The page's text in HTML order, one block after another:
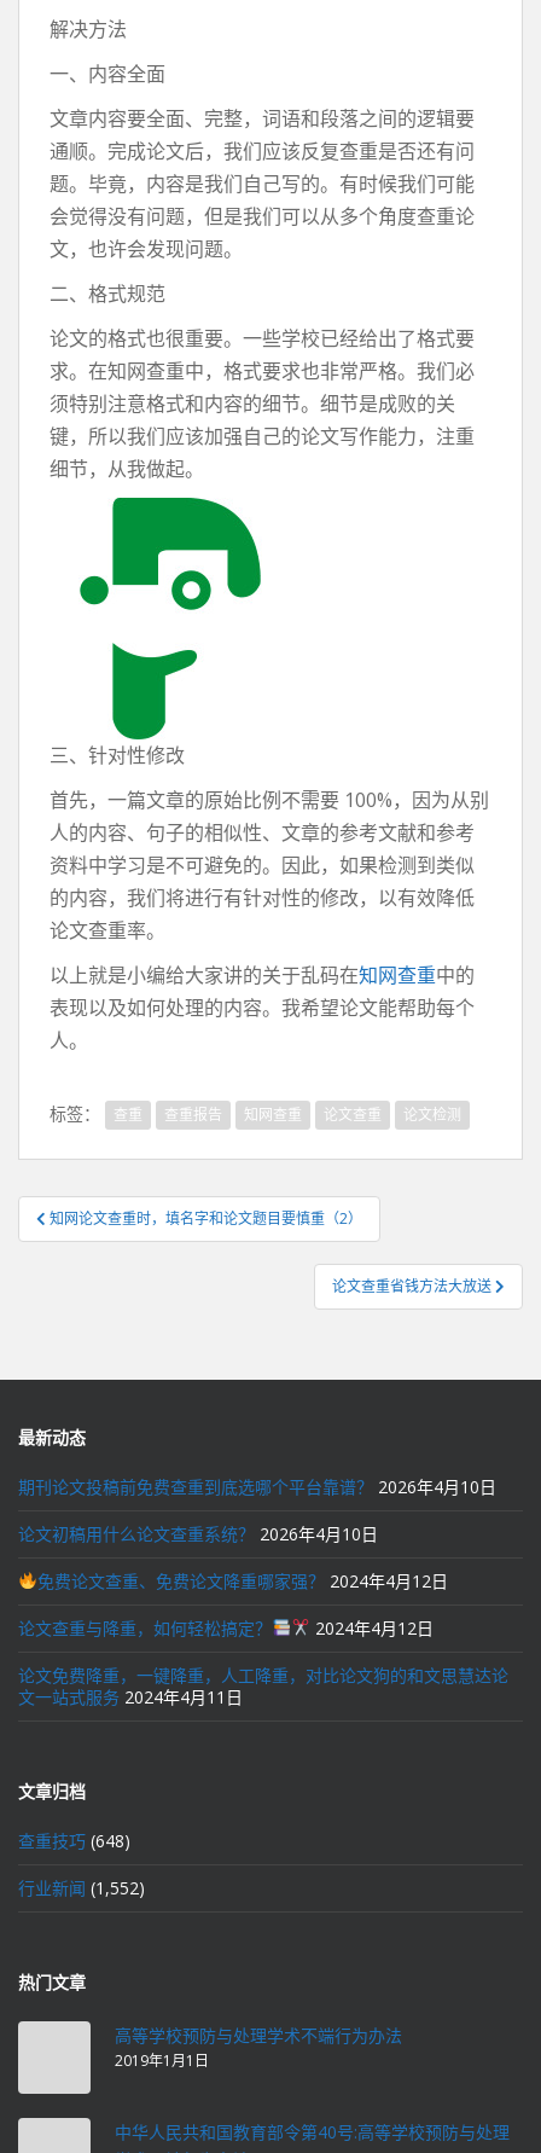
解决方法
一、内容全面
文章内容要全面、完整，词语和段落之间的逻辑要
通顺。完成论文后，我们应该反复查重是否还有问
题。毕竟，内容是我们自己写的。有时候我们可能
会觉得没有问题，但是我们可以从多个角度查重论
文，也许会发现问题。
二、格式规范
论文的格式也很重要。一些学校已经给出了格式要
求。在知网查重中，格式要求也非常严格。我们必
须特别注意格式和内容的细节。细节是成败的关
键，所以我们应该加强自己的论文写作能力，注重
细节，从我做起。
三、针对性修改
首先，一篇文章的原始比例不需要 100%，因为从别
人的内容、句子的相似性、文章的参考文献和参考
资料中学习是不可避免的。因此，如果检测到类似
的内容，我们将进行有针对性的修改，以有效降低
论文查重率。
以上就是小编给大家讲的关于乱码在知网查重中的
表现以及如何处理的内容。我希望论文能帮助每个
人。
标签： 查重 查重报告 知网查重 论文查重 论文检测
文
章
知网论文查重时，填名字和论文题目要慎重（2）
论文查重省钱方法大放送
最新动态
期刊论文投稿前免费查重到底选哪个平台靠谱？ 2026年4月10日
论文初稿用什么论文查重系统？ 2026年4月10日
免费论文查重、免费论文降重哪家强？ 2024年4月12日
论文查重与降重，如何轻松搞定？ 2024年4月12日
论文免费降重，一键降重，人工降重，对比论文狗的和文思慧达论
文一站式服务 2024年4月11日
文章归档
查重技巧 (648)
行业新闻 (1,552)
热门文章
高等学校预防与处理学术不端行为办法
2019年1月1日
中华人民共和国教育部令第40号:高等学校预防与处理